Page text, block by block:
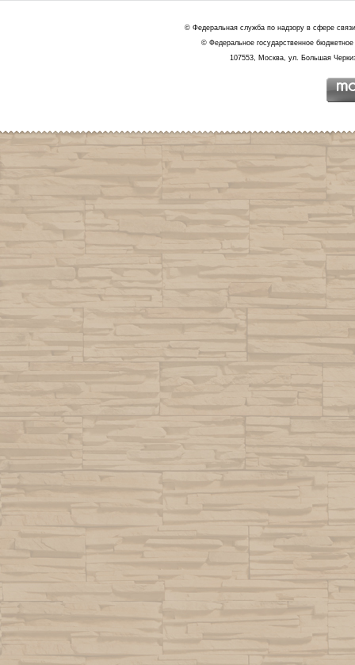
© Федеральная служба по надзору в сфере
© Федеральное государственное
107553, Москва, ул. Большая